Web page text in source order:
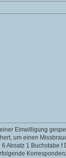
Einwilligung
um einen
Absatz 1 Buchstabe f